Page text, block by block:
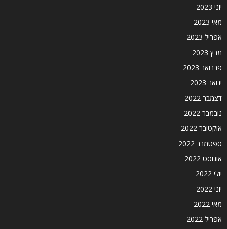
יוני 2023
מאי 2023
אפריל 2023
מרץ 2023
פברואר 2023
ינואר 2023
דצמבר 2022
נובמבר 2022
אוקטובר 2022
ספטמבר 2022
אוגוסט 2022
יולי 2022
יוני 2022
מאי 2022
אפריל 2022